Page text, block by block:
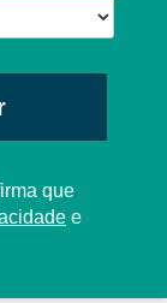
que
e